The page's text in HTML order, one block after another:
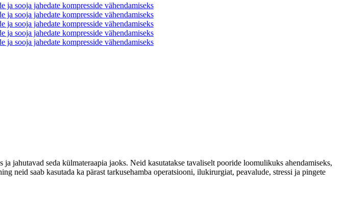
jahutavad seda külmateraapia jaoks. Neid kasutatakse tavaliselt pooride loomulikuks ahendamiseks,
neid saab kasutada ka pärast tarkusehamba operatsiooni, ilukirurgiat, peavalude, stressi ja pingete